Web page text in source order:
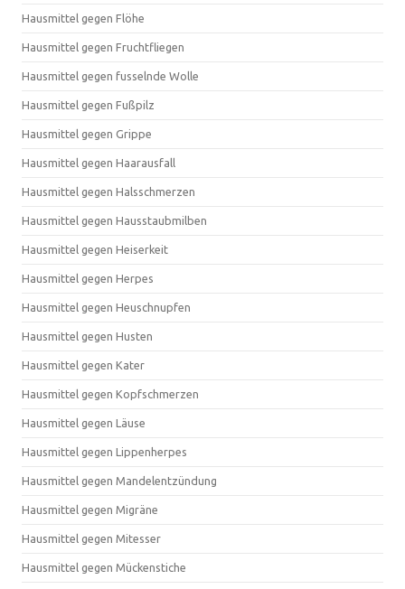
Hausmittel gegen Flöhe
Hausmittel gegen Fruchtfliegen
Hausmittel gegen fusselnde Wolle
Hausmittel gegen Fußpilz
Hausmittel gegen Grippe
Hausmittel gegen Haarausfall
Hausmittel gegen Halsschmerzen
Hausmittel gegen Hausstaubmilben
Hausmittel gegen Heiserkeit
Hausmittel gegen Herpes
Hausmittel gegen Heuschnupfen
Hausmittel gegen Husten
Hausmittel gegen Kater
Hausmittel gegen Kopfschmerzen
Hausmittel gegen Läuse
Hausmittel gegen Lippenherpes
Hausmittel gegen Mandelentzündung
Hausmittel gegen Migräne
Hausmittel gegen Mitesser
Hausmittel gegen Mückenstiche